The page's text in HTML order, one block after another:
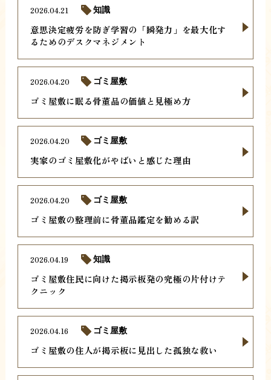
意思決定疲労を防ぎ学習の「瞬発力」を最大化す
るためのデスクマネジメント
2026.04.21 知識
ゴミ屋敷に眠る骨董品の価値と見極め方
2026.04.20 ゴミ屋敷
実家のゴミ屋敷化がやばいと感じた理由
2026.04.20 ゴミ屋敷
ゴミ屋敷の整理前に骨董品鑑定を勧める訳
2026.04.20 ゴミ屋敷
ゴミ屋敷住民に向けた掲示板発の究極の片付けテ
クニック
2026.04.19 知識
ゴミ屋敷の住人が掲示板に見出した孤独な救い
2026.04.16 ゴミ屋敷